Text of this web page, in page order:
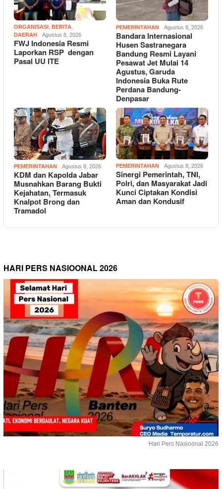
ORGANISASI BERITA
DAERAH
Agustus 8, 2026
FWJ Indonesia Resmi
Laporkan RSP dengan
Pasal UU ITE
PEMERINTAHAN Agustus 8, 2026
Bandara Internasional
Husen Sastranegara
Bandung Resmi Layani
Pesawat Jet Mulai 14
Agustus, Garuda
Indonesia Buka Rute
Perdana Bandung-
Denpasar
PEMERINTAHAN Agustus 8, 2026
KDM dan Kapolda Jabar
Musnahkan Barang Bukti
Kejahatan, Termasuk
Knalpot Brong dan
Tramadol
PEMERINTAHAN Agustus 8, 2026
Sinergi Pemerintah, TNI,
Polri, dan Masyarakat Jadi
Kunci Ciptakan Kondisi
Aman dan Kondusif
HARI PERS NASIOONAL 2026
Hari Pers Nasioonal 2026